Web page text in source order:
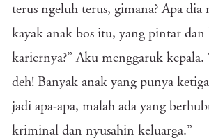
terus ngeluh terus, gimana? Apa dia
kayak anak bos itu, yang pintar dan
kariernya?” Aku menggaruk kepala.
deh! Banyak anak yang punya
jadi apa-apa, malah ada yang
kriminal dan nyusahin keluarga.”